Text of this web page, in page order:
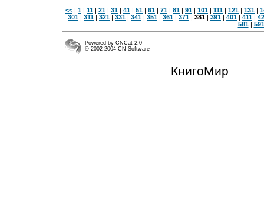
<< | 1 | 11 | 21 | 31 | 41 | 51 | 61 | 71 | 81 | 91 | 101 | 111 | 121 | 131 |
301 | 311 | 321 | 331 | 341 | 351 | 361 | 371 | 381 | 391 | 401 | 411 |
581| 591
Powered by CNCat 2.0
© 2002-2004 CN-Software
КнигоМир